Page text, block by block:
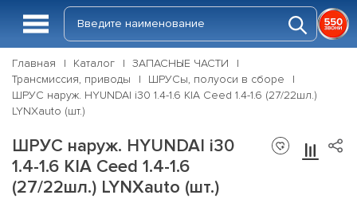
Главная Каталог
ЗАПАСНЫЕ ЧАСТИ
Трансмиссия, приводы
ШРУСы, полуоси в сборе
ШРУС наруж. HYUNDAI i30 1.4-1.6 KIA Ceed 1.4-1.6 (27/22шл.)
LYNXauto (шт.)
ШРУС наруж. HYUNDAI i30
1.4-1.6 KIA Ceed 1.4-1.6
(27/22шл.) LYNXauto (шт.)